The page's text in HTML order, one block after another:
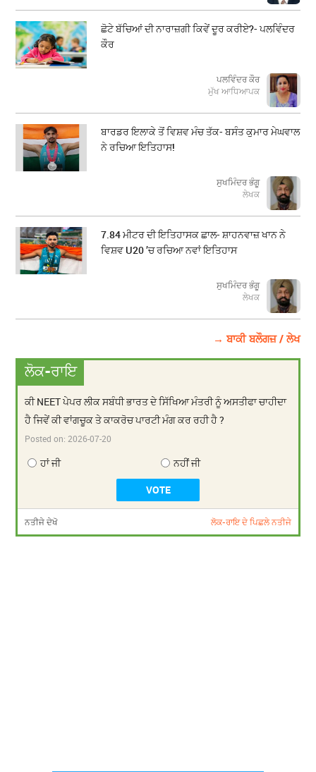
ਛੋਟੇ ਬੱਚਿਆਂ ਦੀ ਨਾਰਾਜ਼ਗੀ ਕਿਵੇਂ ਦੂਰ ਕਰੀਏ?- ਪਲਵਿੰਦਰ
ਕੌਰ
ਪਲਵਿੰਦਰ ਕੌਰ
ਮੁੱਖ ਆਧਿਆਪਕ
ਬਾਰਡਰ ਇਲਾਕੇ ਤੋਂ ਵਿਸ਼ਵ ਮੰਚ ਤੱਕ- ਬਸੰਤ ਕੁਮਾਰ ਮੇਘਵਾਲ
ਨੇ ਰਚਿਆ ਇਤਿਹਾਸ!
ਸੁਖਮਿੰਦਰ ਭੰਗੂ
ਲੇਖਕ
7.84 ਮੀਟਰ ਦੀ ਇਤਿਹਾਸਕ ਛਾਲ- ਸ਼ਾਹਨਵਾਜ਼ ਖਾਨ ਨੇ
ਵਿਸ਼ਵ U20 ’ਚ ਰਚਿਆ ਨਵਾਂ ਇਤਿਹਾਸ
ਸੁਖਮਿੰਦਰ ਭੰਗੂ
ਲੇਖਕ
→ ਬਾਕੀ ਬਲੌਗਜ਼ / ਲੇਖ
ਲੋਕ-ਰਾਇ
ਕੀ NEET ਪੇਪਰ ਲੀਕ ਸਬੰਧੀ ਭਾਰਤ ਦੇ ਸਿੱਖਿਆ ਮੰਤਰੀ ਨੂੰ ਅਸਤੀਫਾ ਚਾਹੀਦਾ
ਹੈ ਜਿਵੇਂ ਕੀ ਵਾਂਗਚੂਕ ਤੇ ਕਾਕਰੋਚ ਪਾਰਟੀ ਮੰਗ ਕਰ ਰਹੀ ਹੈ ?
Posted on:2026-07-20
ਹਾਂ ਜੀ ਨਹੀਂ ਜੀ
ਨਤੀਜੇ ਦੇਖੋ ਲੋਕ-ਰਾਇ ਦੇ ਪਿਛਲੇ ਨਤੀਜੇ